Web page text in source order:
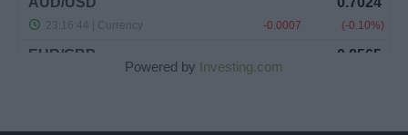
Powered by Investing.com